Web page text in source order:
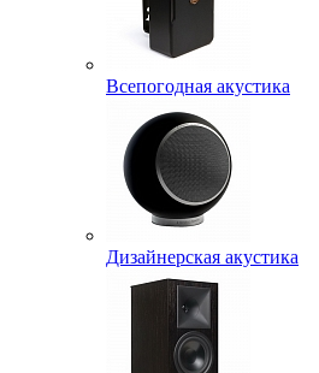
Всепогодная акустика
Дизайнерская акустика